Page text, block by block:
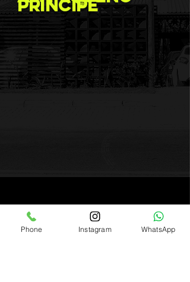
príncipe
Phone Instagram WhatsApp